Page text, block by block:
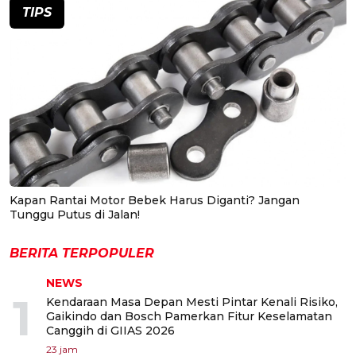
TIPS
Kapan Rantai Motor Bebek Harus Diganti? Jangan
Tunggu Putus di Jalan!
BERITA TERPOPULER
1
NEWS
Kendaraan Masa Depan Mesti Pintar Kenali Risiko,
Gaikindo dan Bosch Pamerkan Fitur Keselamatan
Canggih di GIIAS 2026
23 jam